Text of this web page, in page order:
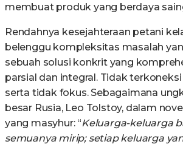
membuat produk yang berdaya
Rendahnya kesejahteraan petani
belenggu kompleksitas masalah
sebuah solusi konkrit yang
parsial dan integral. Tidak
serta tidak fokus. Sebagaimana
besar Rusia, Leo Tolstoy, dalam
yang masyhur: “Keluarga-keluarga
semuanya mirip; setiap keluarga